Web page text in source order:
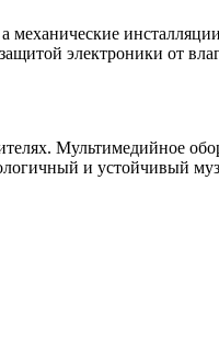
электроники от
Мультимедийное
и устойчивый